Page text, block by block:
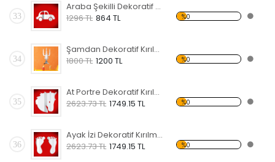
33
Araba Şekilli Dekoratif Kırılmaz Ayna
1296 TL 864 TL %0
34
Şamdan Dekoratif Kırılmaz Ayna
1800 TL 1200 TL %0
35
At Portre Dekoratif Kırılmaz Ayna
2623.73 TL 1749.15 TL %0
36
Ayak İzi Dekoratif Kırılmaz Ayna
2623.73 TL 1749.15 TL %0